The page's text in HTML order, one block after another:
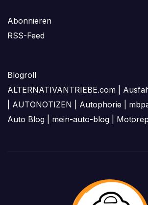
Abonnieren
RSS-Feed
Blogroll
ALTERNATIVANTRIEBE.com
AUTONOTIZEN Autophorie
Auto Blog
mein-auto-blog